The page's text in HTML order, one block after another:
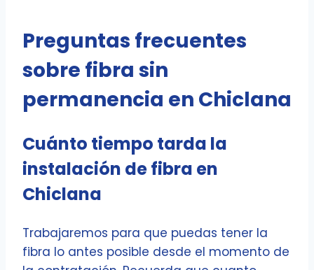
Preguntas frecuentes
sobre fibra sin
permanencia en Chiclana
Cuánto tiempo tarda la
instalación de fibra en
Chiclana
Trabajaremos para que puedas tener la
fibra lo antes posible desde el momento de